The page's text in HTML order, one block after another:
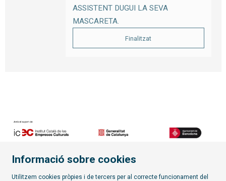
ASSISTENT DUGUI LA SEVA
MASCARETA.
Finalitzat
Diapositiva 2 de 7
Informació sobre cookies
Utilitzem cookies pròpies i de tercers per al correcte funcionament del